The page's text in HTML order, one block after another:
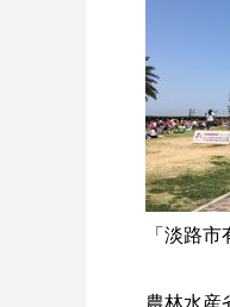
「淡路
農林水産